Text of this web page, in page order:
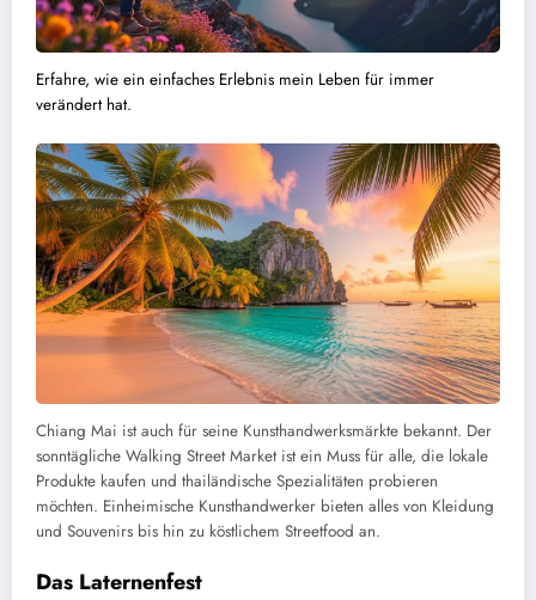
Erfahre, wie ein einfaches Erlebnis mein Leben für immer
verändert hat.
Chiang Mai ist auch für seine Kunsthandwerksmärkte bekannt. Der
sonntägliche Walking Street Market ist ein Muss für alle, die lokale
Produkte kaufen und thailändische Spezialitäten probieren
möchten. Einheimische Kunsthandwerker bieten alles von Kleidung
und Souvenirs bis hin zu köstlichem Streetfood an.
Das Laternenfest